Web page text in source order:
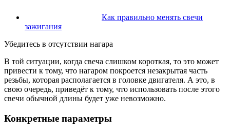
Как правильно менять свечи
зажигания
Убедитесь в отсутствии нагара
В той ситуации, когда свеча слишком короткая, то это может
привести к тому, что нагаром покроется незакрытая часть
резьбы, которая располагается в головке двигателя. А это, в
свою очередь, приведёт к тому, что использовать после этого
свечи обычной длины будет уже невозможно.
Конкретные параметры